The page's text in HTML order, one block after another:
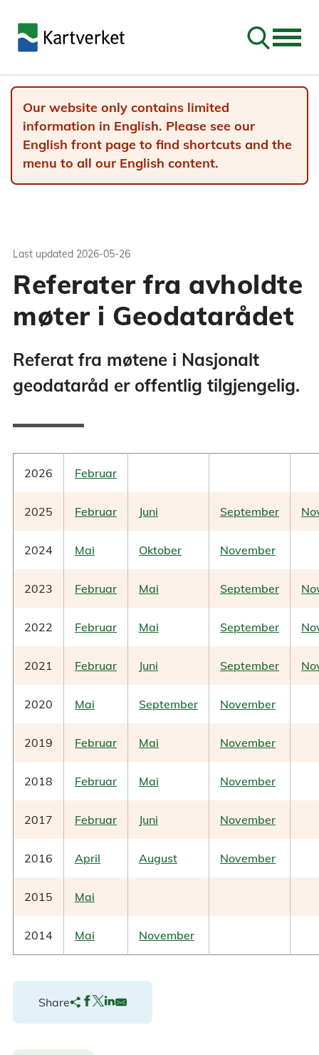
Go to
Our website only contains limited
information in English. Please see our
English front page to find shortcuts and the
menu to all our English content.
Last updated 2026-05-26
Referater fra avholdte
møter i Geodatarådet
Referat fra møtene i Nasjonalt
geodataråd er offentlig tilgjengelig.
2026 Februar
2025 Februar Juni September
2024 Mai Oktober November
2023 Februar Mai September
2022 Februar Mai September
2021 Februar Juni September
2020 Mai September November
2019 Februar Mai November
2018 Februar Mai November
2017 Februar Juni November
2016 April August November
2015 Mai
2014 Mai November
Share